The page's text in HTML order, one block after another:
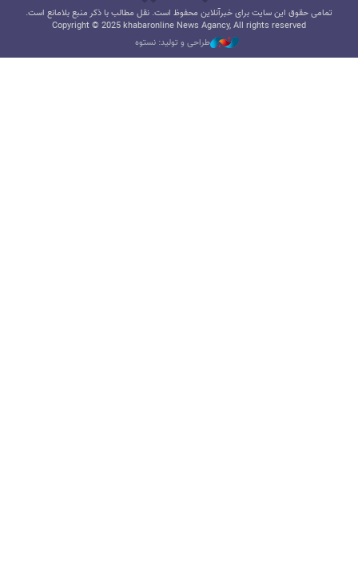
تمامی حقوق این سایت برای خبرآنلاین محفوظ است. نقل مطالب با ذکر منبع بلامانع است.
Copyright © 2025 khabaronline News Agancy, All rights reserved
طراحی و تولید: نستوه